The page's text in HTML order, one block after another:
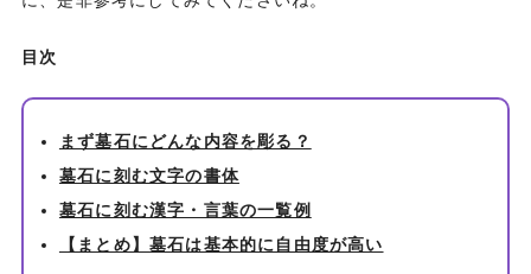
目次
まず墓石にどんな内容を彫る？
墓石に刻む文字の書体
墓石に刻む漢字・言葉の一覧例
【まとめ】墓石は基本的に自由度が高い